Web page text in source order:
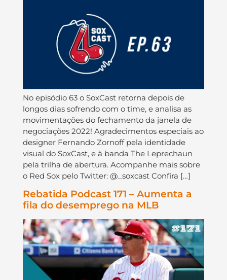
No episódio 63 o SoxCast retorna depois de
longos dias sofrendo com o time, e analisa as
movimentações do fechamento da janela de
negociações 2022! Agradecimentos especiais ao
designer Fernando Zornoff pela identidade
visual do SoxCast, e à banda The Leprechaun
pela trilha de abertura. Acompanhe mais sobre
o Red Sox pelo Twitter: @_soxcast Confira […]
Rebatida Podcast 171 – Aumenta a
fila do desemprego na MLB